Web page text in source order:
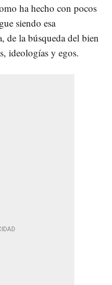
ha hecho con pocos
siendo esa
de la búsqueda del bien
ideologías y egos.